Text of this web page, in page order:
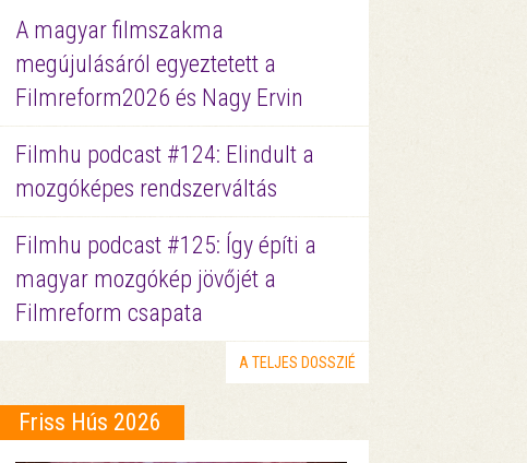
A magyar filmszakma
megújulásáról egyeztetett a
Filmreform2026 és Nagy Ervin
Filmhu podcast #124: Elindult a
mozgóképes rendszerváltás
Filmhu podcast #125: Így építi a
magyar mozgókép jövőjét a
Filmreform csapata
A TELJES DOSSZIÉ
Friss Hús 2026